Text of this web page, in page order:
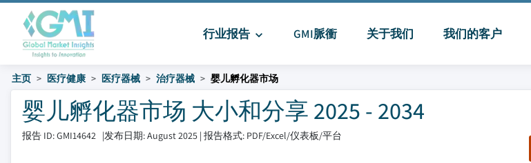
行业报告 GMI脈衝 关于我们 我们的客户
主页 医疗健康 医疗器械 治疗器械 婴儿孵化器市场
婴儿孵化器市场 大小和分享 2025 - 2034
报告 ID: GMI14642 |发布日期: August 2025 | 报告格式: PDF/Excel/仪表板/平台